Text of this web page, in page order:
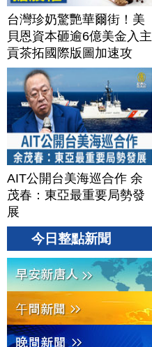
台灣珍奶驚艷華爾街！美
貝恩資本砸逾6億美金入主
貢茶拓國際版圖加速攻
美？｜#財經新聞｜
20260806(四)
AIT公開台美海巡合作 余
茂春：東亞最重要局勢發
展
今日整點新聞